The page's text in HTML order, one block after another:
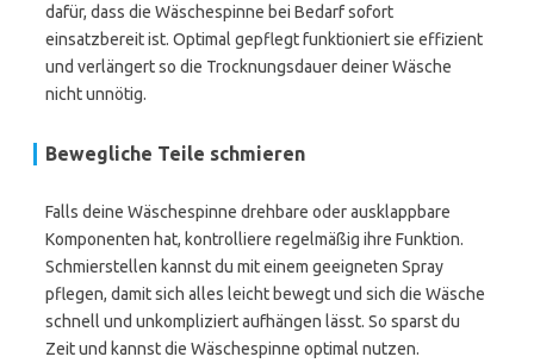
dafür, dass die Wäschespinne bei Bedarf sofort
einsatzbereit ist. Optimal gepflegt funktioniert sie effizient
und verlängert so die Trocknungsdauer deiner Wäsche
nicht unnötig.
Bewegliche Teile schmieren
Falls deine Wäschespinne drehbare oder ausklappbare
Komponenten hat, kontrolliere regelmäßig ihre Funktion.
Schmierstellen kannst du mit einem geeigneten Spray
pflegen, damit sich alles leicht bewegt und sich die Wäsche
schnell und unkompliziert aufhängen lässt. So sparst du
Zeit und kannst die Wäschespinne optimal nutzen.